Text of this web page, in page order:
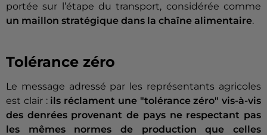
portée sur l’étape du transport, considérée comme
un maillon stratégique dans la chaîne alimentaire.
Tolérance zéro
Le message adressé par les représentants agricoles
est clair :ils réclament une "tolérance zéro" vis-à-vis
des denrées provenant de pays ne respectant pas
les mêmes normes de production que celles